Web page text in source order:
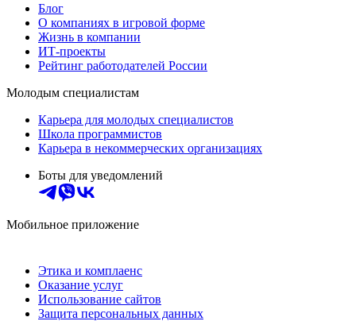
Блог
О компаниях в игровой форме
Жизнь в компании
ИТ-проекты
Рейтинг работодателей России
Молодым специалистам
Карьера для молодых специалистов
Школа программистов
Карьера в некоммерческих организациях
Боты для уведомлений
Мобильное приложение
Этика и комплаенс
Оказание услуг
Использование сайтов
Защита персональных данных